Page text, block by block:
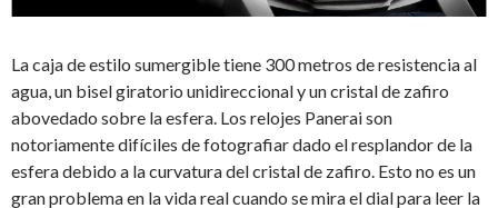
La caja de estilo sumergible tiene 300 metros de resistencia al
agua, un bisel giratorio unidireccional y un cristal de zafiro
abovedado sobre la esfera. Los relojes Panerai son
notoriamente difíciles de fotografiar dado el resplandor de la
esfera debido a la curvatura del cristal de zafiro. Esto no es un
gran problema en la vida real cuando se mira el dial para leer la